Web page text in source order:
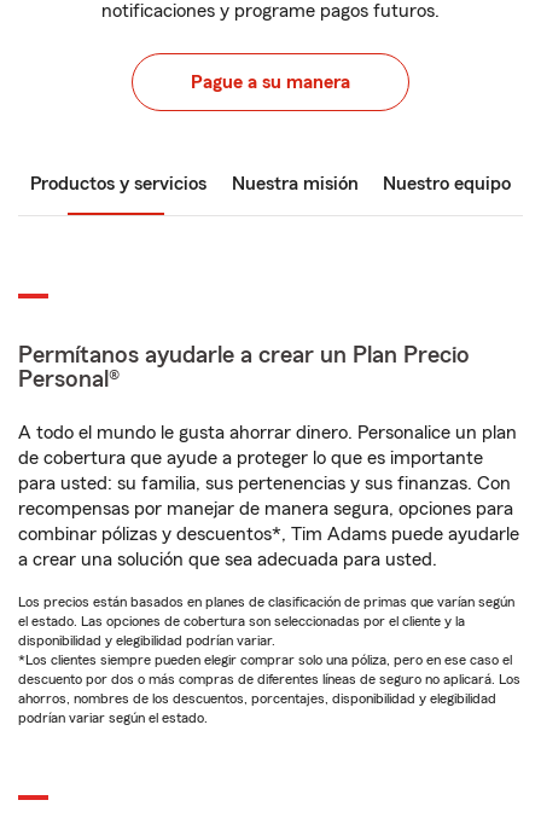
notificaciones y programe pagos futuros.
Pague a su manera
Productos y servicios Nuestra misión Nuestro equipo
Permítanos ayudarle a crear un Plan Precio
Personal®
A todo el mundo le gusta ahorrar dinero. Personalice un plan
de cobertura que ayude a proteger lo que es importante
para usted: su familia, sus pertenencias y sus finanzas. Con
recompensas por manejar de manera segura, opciones para
combinar pólizas y descuentos*, Tim Adams puede ayudarle
a crear una solución que sea adecuada para usted.
Los precios están basados en planes de clasificación de primas que varían según
el estado. Las opciones de cobertura son seleccionadas por el cliente y la
disponibilidad y elegibilidad podrían variar.
*Los clientes siempre pueden elegir comprar solo una póliza, pero en ese caso el
descuento por dos o más compras de diferentes líneas de seguro no aplicará. Los
ahorros, nombres de los descuentos, porcentajes, disponibilidad y elegibilidad
podrían variar según el estado.